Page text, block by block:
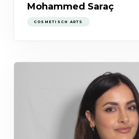
Mohammed Saraç
COSMETISCH ARTS